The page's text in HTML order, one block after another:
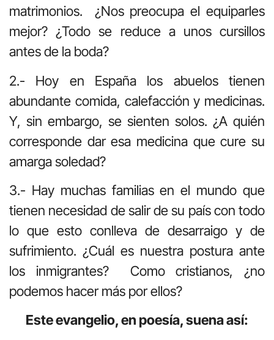
matrimonios. ¿Nos preocupa el equiparles
mejor? ¿Todo se reduce a unos cursillos
antes de la boda?
2.- Hoy en España los abuelos tienen
abundante comida, calefacción y medicinas.
Y, sin embargo, se sienten solos. ¿A quién
corresponde dar esa medicina que cure su
amarga soledad?
3.- Hay muchas familias en el mundo que
tienen necesidad de salir de su país con todo
lo que esto conlleva de desarraigo y de
sufrimiento. ¿Cuál es nuestra postura ante
los inmigrantes? Como cristianos, ¿no
podemos hacer más por ellos?
Este evangelio, en poesía, suena así: